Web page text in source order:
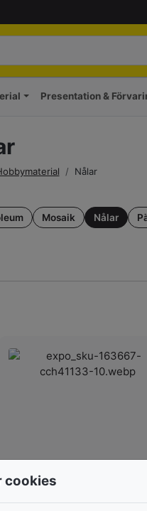
Presentation &
/ Nålar
Mosaik Nålar
Säkerhetsnålar
1 Förp., 500 St., L: 22 mm,
cookies